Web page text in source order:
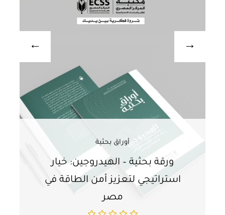
أوراق بحثية
ورقة بحثية – الهيدروجين: خيار
استراتيجي لتعزيز أمن الطاقة في
مصر